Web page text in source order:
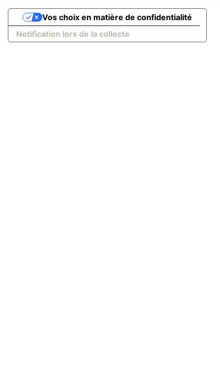
Notification lors de la collecte
Vos choix en matière de confidentialité